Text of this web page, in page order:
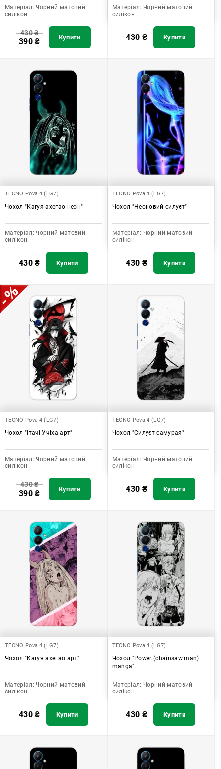
Матеріал: Чорний матовий
силікон
430₴
390₴ Купити
Матеріал: Чорний матовий
силікон
430 ₴ Купити
TECNO Pova 4 (LG7)
Чохол "Кагуя ахегао неон"
Матеріал: Чорний матовий
силікон
430₴ Купити
TECNO Pova 4 (LG7)
Чохол "Неоновий силуєт"
Матеріал: Чорний матовий
силікон
430 ₴ Купити
TECNO Pova 4 (LG7)
Чохол "Ітачі Учіха арт"
Матеріал: Чорний матовий
силікон
430₴
390₴ Купити
TECNO Pova 4 (LG7)
Чохол "Силуєт самурая"
Матеріал: Чорний матовий
силікон
430 ₴ Купити
TECNO Pova 4 (LG7)
Чохол "Кагуя ахегао арт"
Матеріал: Чорний матовий
силікон
430₴ Купити
TECNO Pova 4 (LG7)
Чохол "Power (chainsaw man)
manga"
Матеріал: Чорний матовий
силікон
430 ₴ Купити